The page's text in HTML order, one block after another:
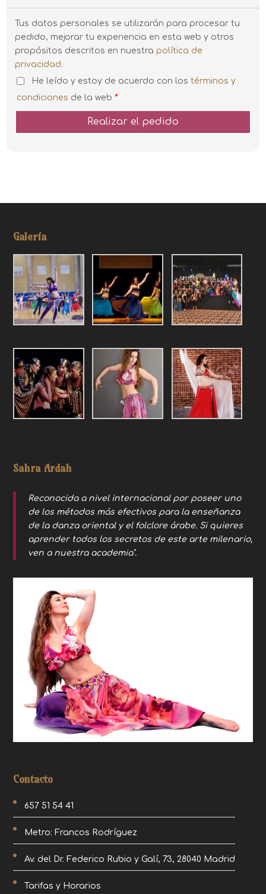
Tus datos personales se utilizarán para procesar tu
pedido, mejorar tu experiencia en esta web y otros
propósitos descritos en nuestrapolítica de
privacidad.
He leído y estoy de acuerdo con lostérminos y
condiciones de la web *
Realizar el pedido
Galería
Sahra Ardah
Reconocida a nivel internacional por poseer uno
de los métodos más efectivos para la enseñanza
de la danza oriental y el folclore árabe. Si quieres
aprender todos los secretos de este arte milenario,
ven a nuestra academia".
Contacto
657 51 54 41
Metro: Francos Rodríguez
Av. del Dr. Federico Rubio y Galí, 73, 28040 Madrid
Tarifas y Horarios